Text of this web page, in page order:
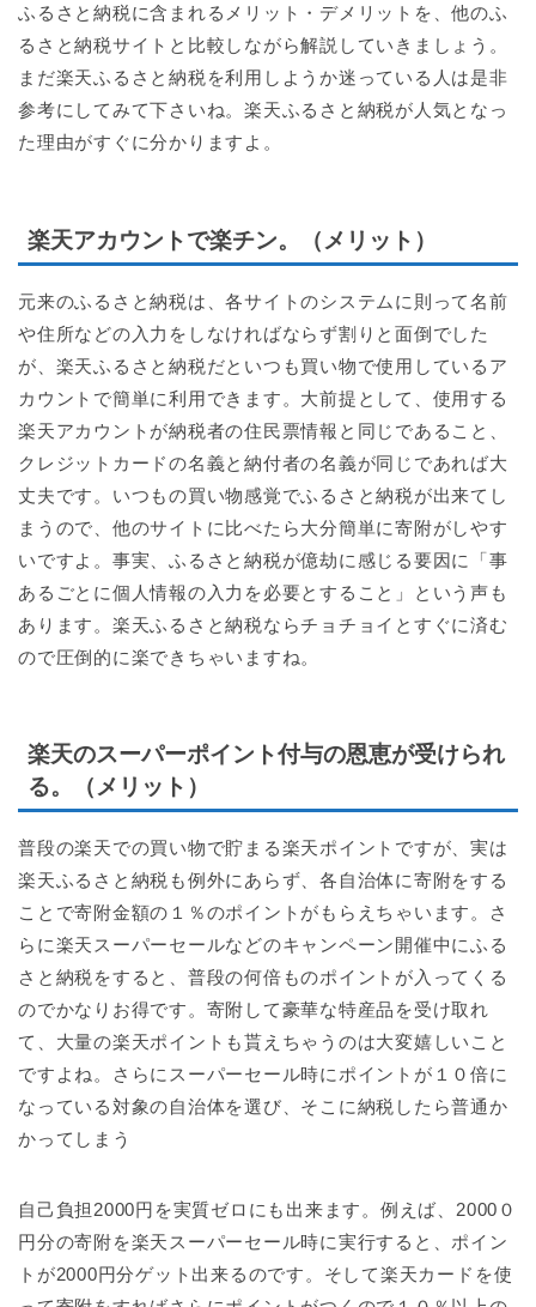
ふるさと納税に含まれるメリット・デメリットを、他のふ
るさと納税サイトと比較しながら解説していきましょう。
まだ楽天ふるさと納税を利用しようか迷っている人は是非
参考にしてみて下さいね。楽天ふるさと納税が人気となっ
た理由がすぐに分かりますよ。
楽天アカウントで楽チン。（メリット）
元来のふるさと納税は、各サイトのシステムに則って名前
や住所などの入力をしなければならず割りと面倒でした
が、楽天ふるさと納税だといつも買い物で使用しているア
カウントで簡単に利用できます。大前提として、使用する
楽天アカウントが納税者の住民票情報と同じであること、
クレジットカードの名義と納付者の名義が同じであれば大
丈夫です。いつもの買い物感覚でふるさと納税が出来てし
まうので、他のサイトに比べたら大分簡単に寄附がしやす
いですよ。事実、ふるさと納税が億劫に感じる要因に「事
あるごとに個人情報の入力を必要とすること」という声も
あります。楽天ふるさと納税ならチョチョイとすぐに済む
ので圧倒的に楽できちゃいますね。
楽天のスーパーポイント付与の恩恵が受けられ
る。（メリット）
普段の楽天での買い物で貯まる楽天ポイントですが、実は
楽天ふるさと納税も例外にあらず、各自治体に寄附をする
ことで寄附金額の１％のポイントがもらえちゃいます。さ
らに楽天スーパーセールなどのキャンペーン開催中にふる
さと納税をすると、普段の何倍ものポイントが入ってくる
のでかなりお得です。寄附して豪華な特産品を受け取れ
て、大量の楽天ポイントも貰えちゃうのは大変嬉しいこと
ですよね。さらにスーパーセール時にポイントが１０倍に
なっている対象の自治体を選び、そこに納税したら普通か
かってしまう
自己負担2000円を実質ゼロにも出来ます。例えば、2000０
円分の寄附を楽天スーパーセール時に実行すると、ポイン
トが2000円分ゲット出来るのです。そして楽天カードを使